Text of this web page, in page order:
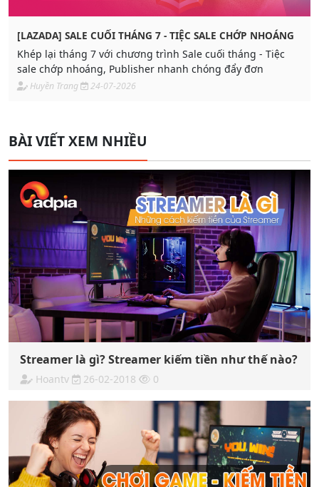
[LAZADA] SALE CUỐI THÁNG 7 - TIỆC SALE CHỚP NHOÁNG
Khép lại tháng 7 với chương trình Sale cuối tháng - Tiệc
sale chớp nhoáng, Publisher nhanh chóng đẩy đơn
Huyền Trang 24-07-2026
BÀI VIẾT XEM NHIỀU
Streamer là gì? Streamer kiếm tiền như thế nào?
Hoantv 26-02-2018 0